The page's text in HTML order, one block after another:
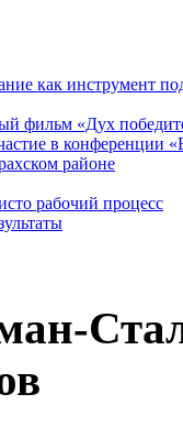
как инструмент
фильм «Дух
в конференции
районе
рабочий процесс